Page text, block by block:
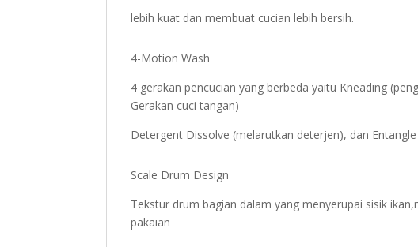
lebih kuat dan membuat cucian lebih bersih.
4-Motion Wash
4 gerakan pencucian yang berbeda yaitu Kneading
Gerakan cuci tangan)
Detergent Dissolve (melarutkan deterjen), dan
Scale Drum Design
Tekstur drum bagian dalam yang menyerupai sisik
pakaian